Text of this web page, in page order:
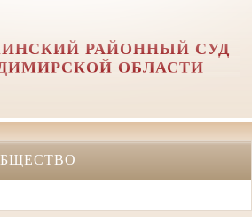
РАЙОННЫЙ СУД
ОБЛАСТИ